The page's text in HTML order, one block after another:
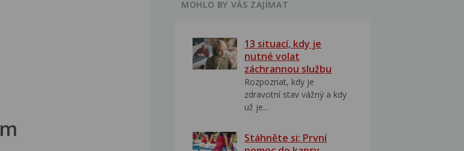
MOHLO BY VÁS ZAJÍMAT
13 situací, kdy je
nutné volat
záchrannou službu
Rozpoznat, kdy je
zdravotní stav vážný a kdy
už je...
Stáhněte si: První